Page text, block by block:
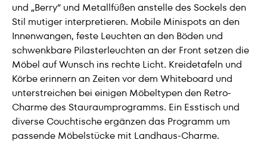
und „Berry“ und Metallfüßen anstelle des Sockels den
Stil mutiger interpretieren. Mobile Minispots an den
Innenwangen, feste Leuchten an den Böden und
schwenkbare Pilasterleuchten an der Front setzen die
Möbel auf Wunsch ins rechte Licht. Kreidetafeln und
Körbe erinnern an Zeiten vor dem Whiteboard und
unterstreichen bei einigen Möbeltypen den Retro-
Charme des Stauraumprogramms. Ein Esstisch und
diverse Couchtische ergänzen das Programm um
passende Möbelstücke mit Landhaus-Charme.